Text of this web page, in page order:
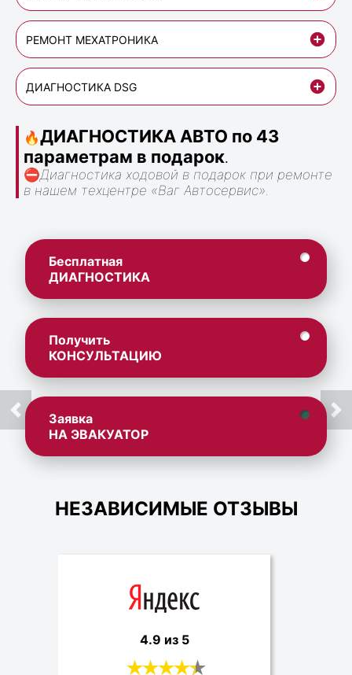
РЕМОНТ МЕХАТРОНИКА
ДИАГНОСТИКА DSG
🔥ДИАГНОСТИКА АВТО по 43
параметрам в подарок.
⛔Диагностика ходовой в подарок при ремонте
в нашем техцентре «Ваг Автосервис».
Бесплатная
ДИАГНОСТИКА
Получить
КОНСУЛЬТАЦИЮ
Заявка
НА ЭВАКУАТОР
НЕЗАВИСИМЫЕ ОТЗЫВЫ
4.9 из 5